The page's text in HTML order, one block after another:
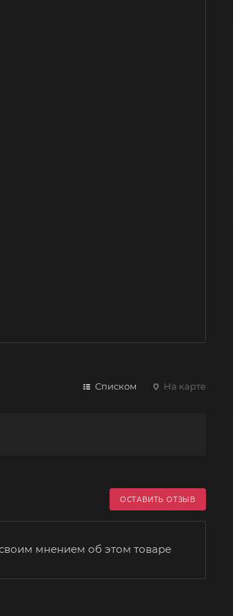
Списком На карте
ОСТАВИТЬ ОТЗЫВ
мнением об этом товаре